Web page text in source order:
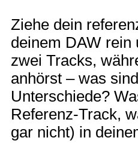
Ziehe dein
deinem DAW rein
zwei Tracks,
anhörst – was
Unterschiede?
Referenz-Track,
gar nicht) in